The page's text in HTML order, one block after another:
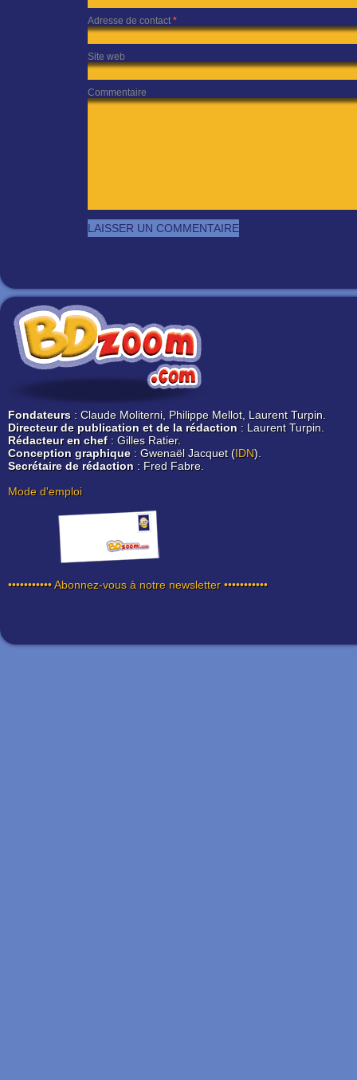
Adresse de contact *
Site web
Commentaire
Fondateurs : Claude Moliterni, Philippe Mellot, Laurent Turpin.
Directeur de publication et de la rédaction : Laurent Turpin.
Rédacteur en chef: Gilles Ratier.
Conception graphique: Gwenaël Jacquet (IDN).
Secrétaire de rédaction : Fred Fabre.
Mode d'emploi
••••••••••• Abonnez-vous à notre newsletter •••••••••••